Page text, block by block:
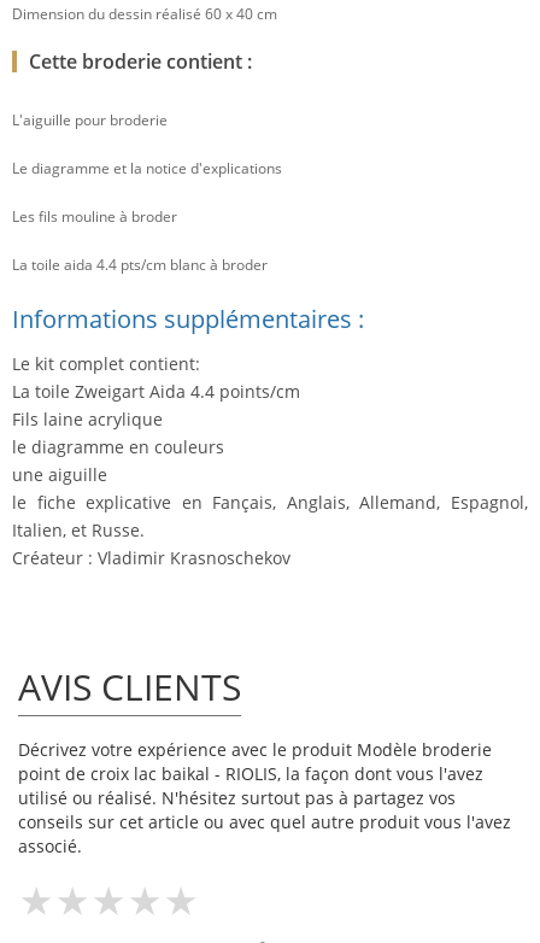
Dimension du dessin réalisé 60 x 40 cm
Cette broderie contient :
L'aiguille pour broderie
Le diagramme et la notice d'explications
Les fils mouline à broder
La toile aida 4.4 pts/cm blanc à broder
Informations supplémentaires :
Le kit complet contient:
La toile Zweigart Aida 4.4 points/cm
Fils laine acrylique
le diagramme en couleurs
une aiguille
le fiche explicative en Fançais, Anglais, Allemand, Espagnol,
Italien, et Russe.
Créateur : Vladimir Krasnoschekov
AVIS CLIENTS
Décrivez votre expérience avec le produit Modèle broderie
point de croix lac baikal - RIOLIS, la façon dont vous l'avez
utilisé ou réalisé. N'hésitez surtout pas à partagez vos
conseils sur cet article ou avec quel autre produit vous l'avez
associé.